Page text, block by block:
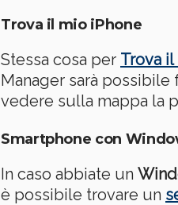
Trova il mio iPhone
Stessa cosa per Trova
Manager sarà possibile
vedere sulla mappa la
Smartphone con
In caso abbiate un
è possibile trovare un